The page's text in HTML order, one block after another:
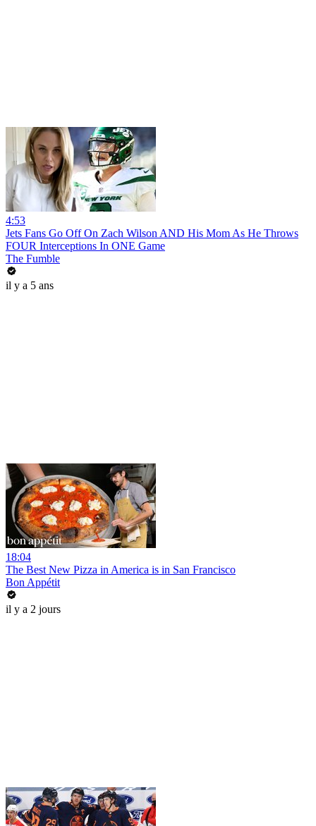
4:53
Jets Fans Go Off On Zach Wilson AND His Mom As He Throws
FOUR Interceptions In ONE Game
The Fumble
il y a 5 ans
18:04
The Best New Pizza in America is in San Francisco
Bon Appétit
il y a 2 jours